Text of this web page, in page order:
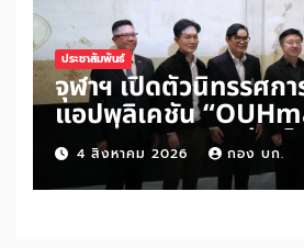
ประชาสัมพันธ์
จุฬาฯ เปิดตัวนิทรรศกา
แอปพลิเคชัน
ระยะที่ 2 ปักหมุดย่านไช
บรรทัดทอง–สามย่าน
มรดกเมืองสามัญด้าน
4 สิงหาคม 2026 กอง บก.